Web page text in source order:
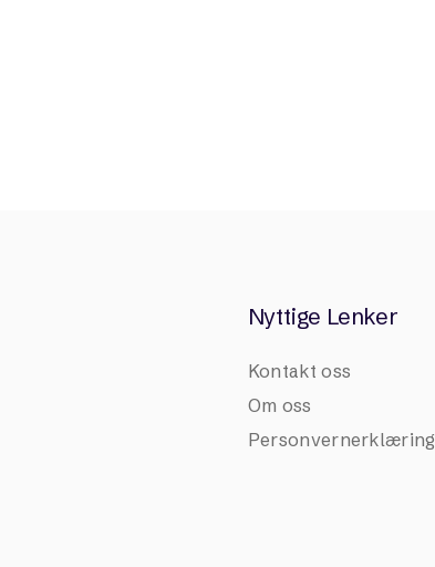
Nyttige Lenker
Kontakt oss
Om oss
Personvernerklæring